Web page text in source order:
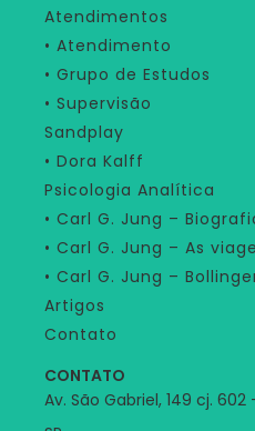
Atendimentos
• Atendimento
• Grupo de Estudos
• Supervisão
Sandplay
• Dora Kalff
Psicologia Analítica
• Carl G. Jung –
• Carl G. Jung – As
• Carl G. Jung –
Artigos
Contato
CONTATO
Av. São Gabriel, 149 cj.